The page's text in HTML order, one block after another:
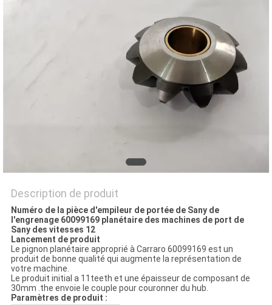
Description de produit
Numéro de la pièce d'empileur de portée de Sany de
l'engrenage 60099169 planétaire des machines de port de
Sany des vitesses 12
Lancement de produit
Le pignon planétaire approprié à Carraro 60099169 est un
produit de bonne qualité qui augmente la représentation de
votre machine.
Le produit initial a 11teeth et une épaisseur de composant de
30mm .the envoie le couple pour couronner du hub.
Paramètres de produit :